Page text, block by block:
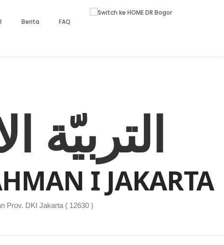
Berita FAQ
التربيّة
I JAKARTA
Prov. DKI Jakarta ( 12630 )